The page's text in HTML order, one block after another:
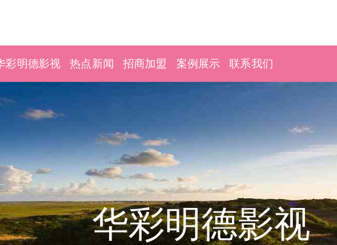
彩明德影视 热点新闻 招商加盟 案例展示 联系我们
华彩明德影视